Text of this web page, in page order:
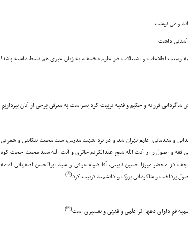
و مى نوشت
داشت
وسعت اطلاعات و اشتغالات در علوم مختلف، به زبان عبرى هم تسلط داشته باشد!
فرزانه و حکیم و فقیه تربیت کرد بسزاست به معرفى برخى از آنان بپردازیم
و مقدماتى، عازم تهران شد و در نزد شهید مدرس، سید محمد تنکابنى و شعرانى
به قم رفت و دوره عالى فقه و اصول را از آیت الله شیخ عبدالکریم حائرى و آیت الله سید محمد حجت کوه
در محضر میرزا حسین نایینى، آقا ضیاء عراقى و سید ابوالحسن اصفهانى ادامه
پرداخت و شاگردانى بزرگ و دانشمند تربیت کرد(
[8]
)
قم داراى دهها اثر علمى و فقهى و تفسیرى است(
[9]
)